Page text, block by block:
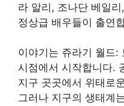
라 알리, 조나단 베일
정상급 배우들이 출연
이야기는 쥬라기 월드:
시점에서 시작합니다.
지구 곳곳에서 위태로
그러나 지구의 생태계